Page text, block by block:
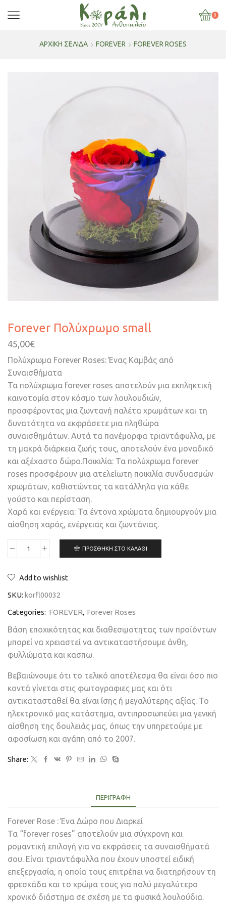
0
ΑΡΧΙΚΉ ΣΕΛΊΔΑ FOREVER FOREVER ROSES
Forever Πολύχρωμο small
45,00€
Πολύχρωμα Forever Roses: Ένας Καμβάς από
Συναισθήματα
Τα πολύχρωμα forever roses αποτελούν μια εκπληκτική
καινοτομία στον κόσμο των λουλουδιών,
προσφέροντας μια ζωντανή παλέτα χρωμάτων και τη
δυνατότητα να εκφράσετε μια πληθώρα
συναισθημάτων. Αυτά τα πανέμορφα τριαντάφυλλα, με
τη μακρά διάρκεια ζωής τους, αποτελούν ένα μοναδικό
και αξέχαστο δώρο.Ποικιλία: Τα πολύχρωμα forever
roses προσφέρουν μια ατελείωτη ποικιλία συνδυασμών
χρωμάτων, καθιστώντας τα κατάλληλα για κάθε
γούστο και περίσταση.
Χαρά και ενέργεια: Τα έντονα χρώματα δημιουργούν μια
αίσθηση χαράς, ενέργειας και ζωντάνιας.
ΠΡΟΣΘΉΚΗ ΣΤΟ ΚΑΛΆΘΙ
Add to wishlist
SKU: korfl00032
Categories: FOREVER, Forever Roses
Βάση εποχικότητας και διαθεσιμοτητας των προϊόντων
μπορεί να χρειαστεί να αντικαταστήσουμε άνθη,
φυλλώματα και κασπω.
Βεβαιώνουμε ότι το τελικό αποτέλεσμα θα είναι όσο πιο
κοντά γίνεται στις φωτογραφιες μας και ότι
αντικατασταθεί θα είναι ίσης ή μεγαλύτερης αξίας. Το
ηλεκτρονικό μας κατάστημα, αντιπροσωπεύει μια γενική
αίσθηση της δουλειάς μας, όπως την υπηρετούμε με
αφοσίωση και αγάπη από το 2007.
Share:
ΠΕΡΙΓΡΑΦΉ
Forever Rose : Ένα Δώρο που Διαρκεί
Τα “forever roses” αποτελούν μια σύγχρονη και
ρομαντική επιλογή για να εκφράσεις τα συναισθήματά
σου. Είναι τριαντάφυλλα που έχουν υποστεί ειδική
επεξεργασία, η οποία τους επιτρέπει να διατηρήσουν τη
φρεσκάδα και το χρώμα τους για πολύ μεγαλύτερο
χρονικό διάστημα σε σχέση με τα φυσικά λουλούδια.